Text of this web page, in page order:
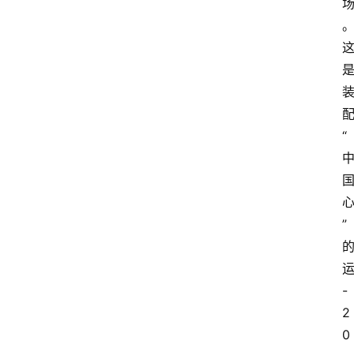
场
。
这
是
装
配
“
中
国
心
”
的
运
-
2
0